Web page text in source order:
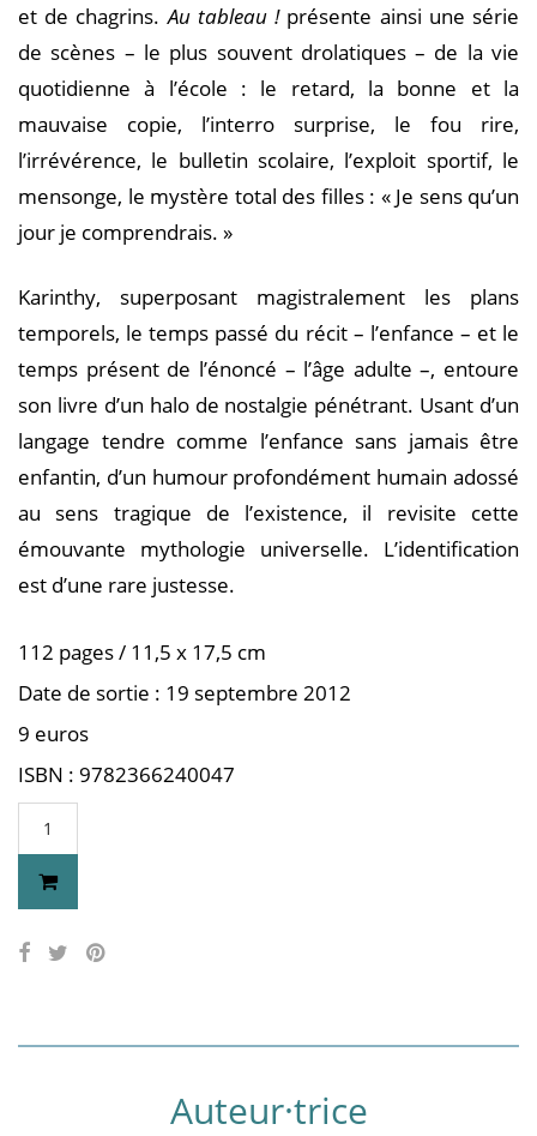
et de chagrins.Au tableau !présente ainsi une série
de scènes – le plus souvent drolatiques – de la vie
quotidienne à l’école : le retard, la bonne et la
mauvaise copie, l’interro surprise, le fou rire,
l’irrévérence, le bulletin scolaire, l’exploit sportif, le
mensonge, le mystère total des filles : « Je sens qu’un
jour je comprendrais. »
Karinthy, superposant magistralement les plans
temporels, le temps passé du récit – l’enfance – et le
temps présent de l’énoncé – l’âge adulte –, entoure
son livre d’un halo de nostalgie pénétrant. Usant d’un
langage tendre comme l’enfance sans jamais être
enfantin, d’un humour profondément humain adossé
au sens tragique de l’existence, il revisite cette
émouvante mythologie universelle. L’identification
est d’une rare justesse.
112 pages / 11,5 x 17,5 cm
Date de sortie : 19 septembre 2012
9 euros
ISBN : 9782366240047
Auteur·trice